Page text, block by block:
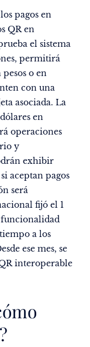
pagos en
QR en
el sistema
permitirá
o en
con una
asociada. La
en
operaciones
y
exhibir
aceptan pagos
será
fijó el 1
funcionalidad
a los
ese mes, se
interoperable